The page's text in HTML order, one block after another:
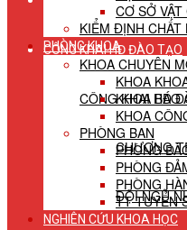
CÔNG KHAI HĐ ĐÀO TẠO
CÔNG KHAI HĐ
CHƯƠNG
ĐỘI NGŨ
CƠ SỞ VẬT
KIỂM ĐỊNH CHẤT
PHÒNG KHOA
KHOA CHUYÊN
KHOA
KHOA BÁO
KHOA
PHÒNG BAN
PHÒNG
PHÒNG
PHÒNG
TT TUYỂN
NGHIÊN CỨU KHOA HỌC